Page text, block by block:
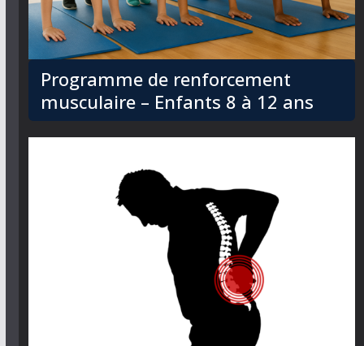
Programme de renforcement
musculaire – Enfants 8 à 12 ans